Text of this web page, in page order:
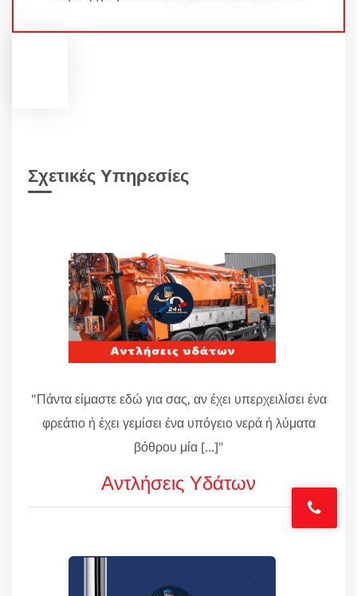
Σχετικές Υπηρεσίες
"Πάντα είμαστε εδώ για σας, αν έχει υπερχειλίσει ένα
φρεάτιο ή έχει γεμίσει ένα υπόγειο νερά ή λύματα
βόθρου μία [...]"
Αντλήσεις Υδάτων